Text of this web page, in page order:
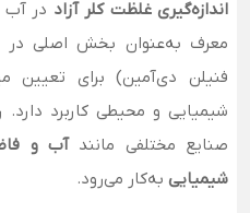
اندازه‌گیری غلظت کلر آزاد در آب
معرف به‌عنوان بخش اصلی در
فنیلن دی‌آمین) برای تعیین
صنایع مختلفی مانندآب و
شیمیایی به‌کار می‌رود.